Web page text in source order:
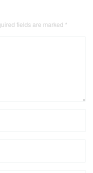
fields are marked *